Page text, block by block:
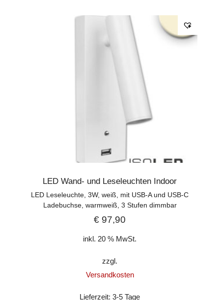
LED Wand- und Leseleuchten Indoor
LED Leseleuchte, 3W, weiß, mit USB-A und USB-C
Ladebuchse, warmweiß, 3 Stufen dimmbar
€ 97,90
inkl. 20 % MwSt.
zzgl.
Versandkosten
Lieferzeit:3-5 Tage